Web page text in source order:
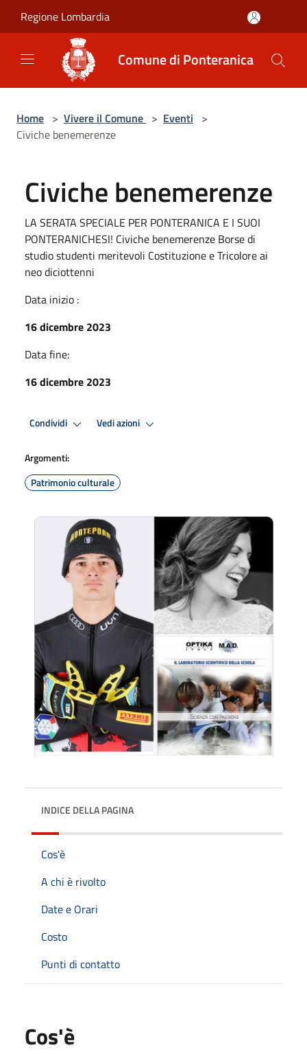
Regione Lombardia
Comune di Ponteranica
Home > Vivere il Comune > Eventi >
Civiche benemerenze
Civiche benemerenze
LA SERATA SPECIALE PER PONTERANICA E I SUOI
PONTERANICHESI! Civiche benemerenze Borse di
studio studenti meritevoli Costituzione e Tricolore ai
neo diciottenni
Data inizio :
16 dicembre 2023
Data fine:
16 dicembre 2023
Condividi Vedi azioni
Argomenti:
Patrimonio culturale
INDICE DELLA PAGINA
Cos'è
A chi è rivolto
Date e Orari
Costo
Punti di contatto
Cos'è